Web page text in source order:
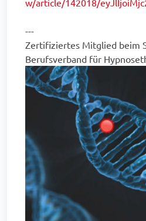
w/article/142018/
---
Zertifiziertes Mitglied beim
Berufsverband für